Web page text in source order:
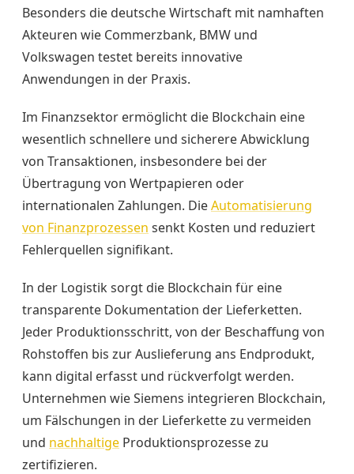
Besonders die deutsche Wirtschaft mit namhaften
Akteuren wie Commerzbank, BMW und
Volkswagen testet bereits innovative
Anwendungen in der Praxis.
Im Finanzsektor ermöglicht die Blockchain eine
wesentlich schnellere und sicherere Abwicklung
von Transaktionen, insbesondere bei der
Übertragung von Wertpapieren oder
internationalen Zahlungen. DieAutomatisierung
von Finanzprozessen senkt Kosten und reduziert
Fehlerquellen signifikant.
In der Logistik sorgt die Blockchain für eine
transparente Dokumentation der Lieferketten.
Jeder Produktionsschritt, von der Beschaffung von
Rohstoffen bis zur Auslieferung ans Endprodukt,
kann digital erfasst und rückverfolgt werden.
Unternehmen wie Siemens integrieren Blockchain,
um Fälschungen in der Lieferkette zu vermeiden
und nachhaltige Produktionsprozesse zu
zertifizieren.